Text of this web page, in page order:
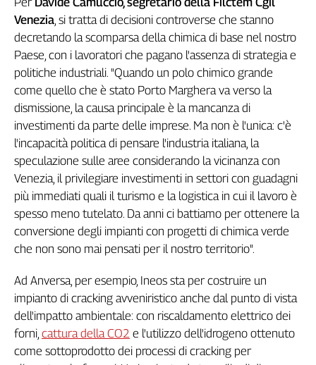
InFlai
trasmissioni
tv
Work
in
Progress
L'Italia
nel
Lavoro
Territori
Abruzzo-
Molise
Adige
Basilicata
Calabria
Campania
Emilia-
Romagna
Venezia, si tratta di decisioni controverse che stanno
decretando la scomparsa della chimica di base nel nostro
Paese, con i lavoratori che pagano l'assenza di strategia e
politiche industriali. "Quando un polo chimico grande
come quello che è stato Porto Marghera va verso la
dismissione, la causa principale è la mancanza di
investimenti da parte delle imprese. Ma non è l'unica: c'è
l'incapacità politica di pensare l'industria italiana, la
speculazione sulle aree considerando la vicinanza con
Venezia, il privilegiare investimenti in settori con guadagni
più immediati quali il turismo e la logistica in cui il lavoro è
spesso meno tutelato. Da anni ci battiamo per ottenere la
conversione degli impianti con progetti di chimica verde
che non sono mai pensati per il nostro territorio".
Ad Anversa, per esempio, Ineos sta per costruire un
impianto di cracking avveniristico anche dal punto di vista
dell'impatto ambientale: con riscaldamento elettrico dei
forni, cattura della CO2 e l'utilizzo dell'idrogeno ottenuto
come sottoprodotto dei processi di cracking per